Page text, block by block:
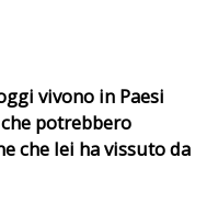
vivono in Paesi
potrebbero
che lei ha vissuto da